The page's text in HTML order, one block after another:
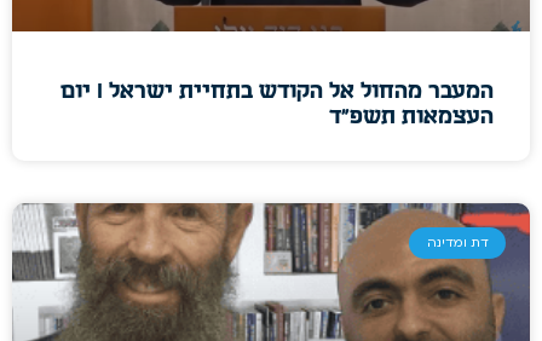
המעבר מהחול אל הקודש בתחיית ישראל I יום
העצמאות תשפ"ד
דת ומדינה